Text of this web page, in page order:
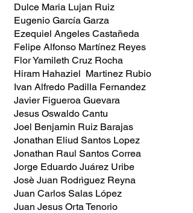
Dulce Maria Lujan Ruiz
Eugenio García Garza
Ezequiel Angeles Castañeda
Felipe Alfonso Martínez Reyes
Flor Yamileth Cruz Rocha
Hiram Hahaziel Martinez Rubio
Ivan Alfredo Padilla Fernandez
Javier Figueroa Guevara
Jesus Oswaldo Cantu
Joel Benjamin Ruiz Barajas
Jonathan Eliud Santos Lopez
Jonathan Raul Santos Correa
Jorge Eduardo Juárez Uribe
Josè Juan Rodrìguez Reyna
Juan Carlos Salas López
Juan Jesus Orta Tenorio